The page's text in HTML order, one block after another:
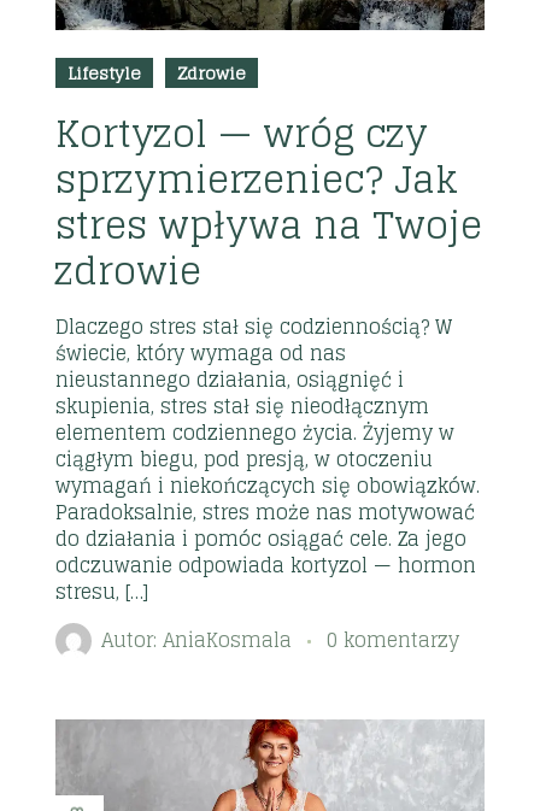
Lifestyle Zdrowie
Kortyzol — wróg czy
sprzymierzeniec? Jak
stres wpływa na Twoje
zdrowie
Dlaczego stres stał się codziennością? W
świecie, który wymaga od nas
nieustannego działania, osiągnięć i
skupienia, stres stał się nieodłącznym
elementem codziennego życia. Żyjemy w
ciągłym biegu, pod presją, w otoczeniu
wymagań i niekończących się obowiązków.
Paradoksalnie, stres może nas motywować
do działania i pomóc osiągać cele. Za jego
odczuwanie odpowiada kortyzol — hormon
stresu, […]
Autor:AniaKosmala 0 komentarzy